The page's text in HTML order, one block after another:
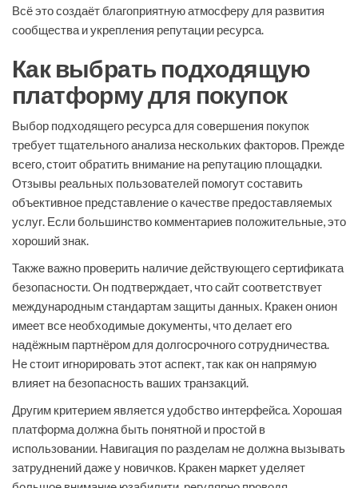
Всё это создаёт благоприятную атмосферу для развития
сообщества и укрепления репутации ресурса.
Как выбрать подходящую
платформу для покупок
Выбор подходящего ресурса для совершения покупок
требует тщательного анализа нескольких факторов. Прежде
всего, стоит обратить внимание на репутацию площадки.
Отзывы реальных пользователей помогут составить
объективное представление о качестве предоставляемых
услуг. Если большинство комментариев положительные, это
хороший знак.
Также важно проверить наличие действующего сертификата
безопасности. Он подтверждает, что сайт соответствует
международным стандартам защиты данных. Кракен онион
имеет все необходимые документы, что делает его
надёжным партнёром для долгосрочного сотрудничества.
Не стоит игнорировать этот аспект, так как он напрямую
влияет на безопасность ваших транзакций.
Другим критерием является удобство интерфейса. Хорошая
платформа должна быть понятной и простой в
использовании. Навигация по разделам не должна вызывать
затруднений даже у новичков. Кракен маркет уделяет